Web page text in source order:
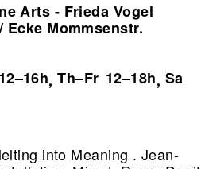
Arts - Frieda Vogel
Ecke Mommsenstr.
12–16h,Th–Fr 12–18h, Sa
into Meaning . Jean-